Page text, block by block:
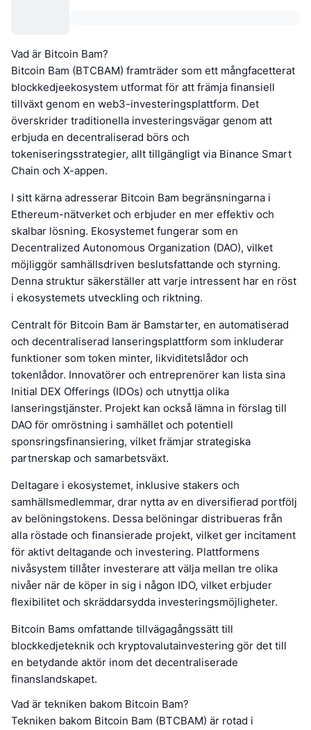
Vad är Bitcoin Bam?
Bitcoin Bam (BTCBAM) framträder som ett mångfacetterat
blockkedjeekosystem utformat för att främja finansiell
tillväxt genom en web3-investeringsplattform. Det
överskrider traditionella investeringsvägar genom att
erbjuda en decentraliserad börs och
tokeniseringsstrategier, allt tillgängligt via Binance Smart
Chain och X-appen.
I sitt kärna adresserar Bitcoin Bam begränsningarna i
Ethereum-nätverket och erbjuder en mer effektiv och
skalbar lösning. Ekosystemet fungerar som en
Decentralized Autonomous Organization (DAO), vilket
möjliggör samhällsdriven beslutsfattande och styrning.
Denna struktur säkerställer att varje intressent har en röst
i ekosystemets utveckling och riktning.
Centralt för Bitcoin Bam är Bamstarter, en automatiserad
och decentraliserad lanseringsplattform som inkluderar
funktioner som token minter, likviditetslådor och
tokenlådor. Innovatörer och entreprenörer kan lista sina
Initial DEX Offerings (IDOs) och utnyttja olika
lanseringstjänster. Projekt kan också lämna in förslag till
DAO för omröstning i samhället och potentiell
sponsringsfinansiering, vilket främjar strategiska
partnerskap och samarbetsväxt.
Deltagare i ekosystemet, inklusive stakers och
samhällsmedlemmar, drar nytta av en diversifierad portfölj
av belöningstokens. Dessa belöningar distribueras från
alla röstade och finansierade projekt, vilket ger incitament
för aktivt deltagande och investering. Plattformens
nivåsystem tillåter investerare att välja mellan tre olika
nivåer när de köper in sig i någon IDO, vilket erbjuder
flexibilitet och skräddarsydda investeringsmöjligheter.
Bitcoin Bams omfattande tillvägagångssätt till
blockkedjeteknik och kryptovalutainvestering gör det till
en betydande aktör inom det decentraliserade
finanslandskapet.
Vad är tekniken bakom Bitcoin Bam?
Tekniken bakom Bitcoin Bam (BTCBAM) är rotad i